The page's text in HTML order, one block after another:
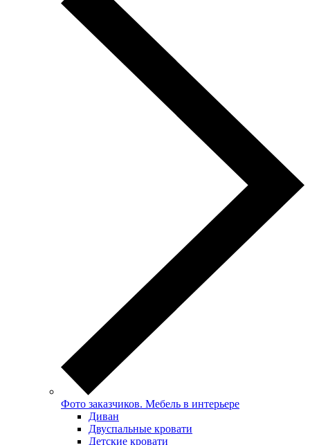
Фото заказчиков. Мебель в интерьере
Диван
Двуспальные кровати
Детские кровати